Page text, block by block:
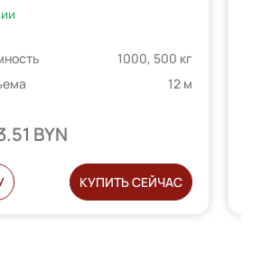
опроса
пользователей
1000, 500 кг
12 м
BYN
КУПИТЬ СЕЙЧАС